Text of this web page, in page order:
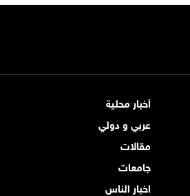
أخبار محلية
عربي و دولي
مقالات
جامعات
اخبار الناس